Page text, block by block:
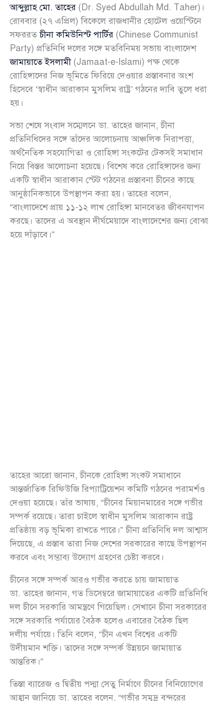
আব্দুল্লাহ মো. তাহের (Dr. Syed Abdullah Md. Taher)।
রোববার (২৭ এপ্রিল) বিকেলে রাজধানীর হোটেল ওয়েস্টিনে
সফররতচীনা কমিউনিস্ট পার্টির (Chinese Communist
Party) প্রতিনিধি দলের সঙ্গে মতবিনিময় সভায় বাংলাদেশ
জামায়াতে ইসলামী(Jamaat-e-Islami) পক্ষ থেকে
রোহিঙ্গাদের নিজ ভূমিতে ফিরিয়ে দেওয়ার প্রস্তাবনার অংশ
হিসেবে ‘স্বাধীন আরাকান মুসলিম রাষ্ট্র’ গঠনের দাবি তুলে ধরা
হয়।
সভা শেষে সংবাদ সম্মেলনে ডা. তাহের জানান, চীনা
প্রতিনিধিদের সঙ্গে তাঁদের আলোচনায় আঞ্চলিক নিরাপত্তা,
অর্থনৈতিক সহযোগিতা ও রোহিঙ্গা সংকটের টেকসই সমাধান
নিয়ে বিস্তর আলোচনা হয়েছে। বিশেষ করে রোহিঙ্গাদের জন্য
একটি স্বাধীন আরাকান স্টেট গঠনের প্রস্তাবনা চীনের কাছে
আনুষ্ঠানিকভাবে উপস্থাপন করা হয়। তাহের বলেন,
“বাংলাদেশে প্রায় ১১-১২ লাখ রোহিঙ্গা মানবেতর জীবনযাপন
করছে। তাদের এ অবস্থান দীর্ঘমেয়াদে বাংলাদেশের জন্য বোঝা
হয়ে দাঁড়াবে।”
তাহের আরো জানান, চীনকে রোহিঙ্গা সংকট সমাধানে
আন্তর্জাতিক রিফিউজি রিপ্যাট্রিয়েশন কমিটি গঠনের পরামর্শও
দেওয়া হয়েছে। তাঁর ভাষায়, “চীনের মিয়ানমারের সঙ্গে গভীর
সম্পর্ক রয়েছে। তারা চাইলে স্বাধীন মুসলিম আরাকান রাষ্ট্র
প্রতিষ্ঠায় বড় ভূমিকা রাখতে পারে।” চীনা প্রতিনিধি দল আশ্বাস
দিয়েছে, এ প্রস্তাব তারা নিজ দেশের সরকারের কাছে উপস্থাপন
করবে এবং সম্ভাব্য উদ্যোগ গ্রহণের চেষ্টা করবে।
চীনের সঙ্গে সম্পর্ক আরও গভীর করতে চায় জামায়াত
ডা. তাহের জানান, গত ডিসেম্বরে জামায়াতের একটি প্রতিনিধি
দল চীনে সরকারি আমন্ত্রণে গিয়েছিল। সেখানে চীনা সরকারের
সঙ্গে সরকারি পর্যায়ের বৈঠক হলেও এবারের বৈঠক ছিল
দলীয় পর্যায়ে। তিনি বলেন, “চীন এখন বিশ্বের একটি
উদীয়মান শক্তি। তাদের সঙ্গে সম্পর্ক উন্নয়নে জামায়াত
আন্তরিক।”
তিস্তা ব্যারেজ ও দ্বিতীয় পদ্মা সেতু নির্মাণে চীনের বিনিয়োগের
আহ্বান জানিয়ে ডা. তাহের বলেন, “গভীর সমুদ্র বন্দরের